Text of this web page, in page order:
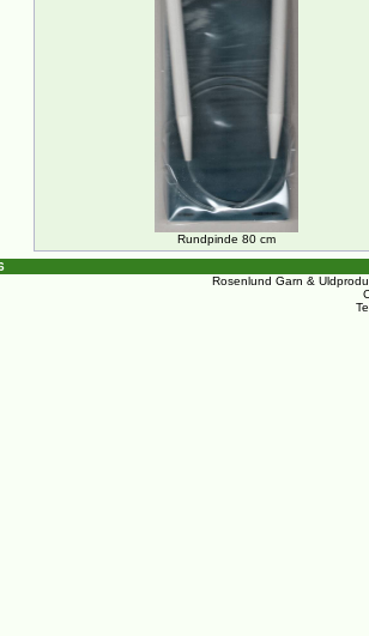
Rundpinde 80 cm
Rosenlund Garn &